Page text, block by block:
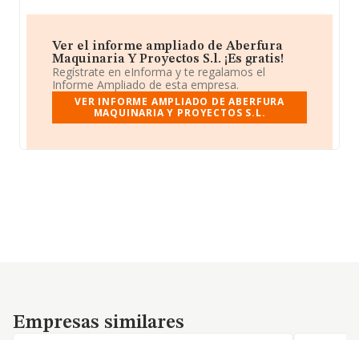
Ver el informe ampliado de Aberfura
Maquinaria Y Proyectos S.l. ¡Es gratis!
Regístrate en eInforma y te regalamos el
Informe Ampliado de esta empresa.
VER INFORME AMPLIADO DE ABERFURA
MAQUINARIA Y PROYECTOS S.L.
Empresas similares
Empresas similares